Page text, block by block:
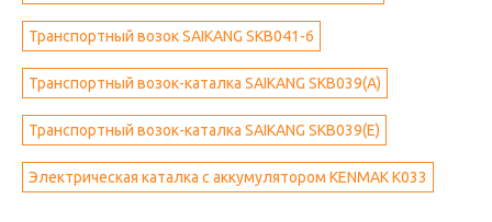
Транспортный возок SAIKANG SKB041-6
Транспортный возок-каталка SAIKANG SKB039(A)
Транспортный возок-каталка SAIKANG SKB039(E)
Электрическая каталка с аккумулятором KENMAK K033